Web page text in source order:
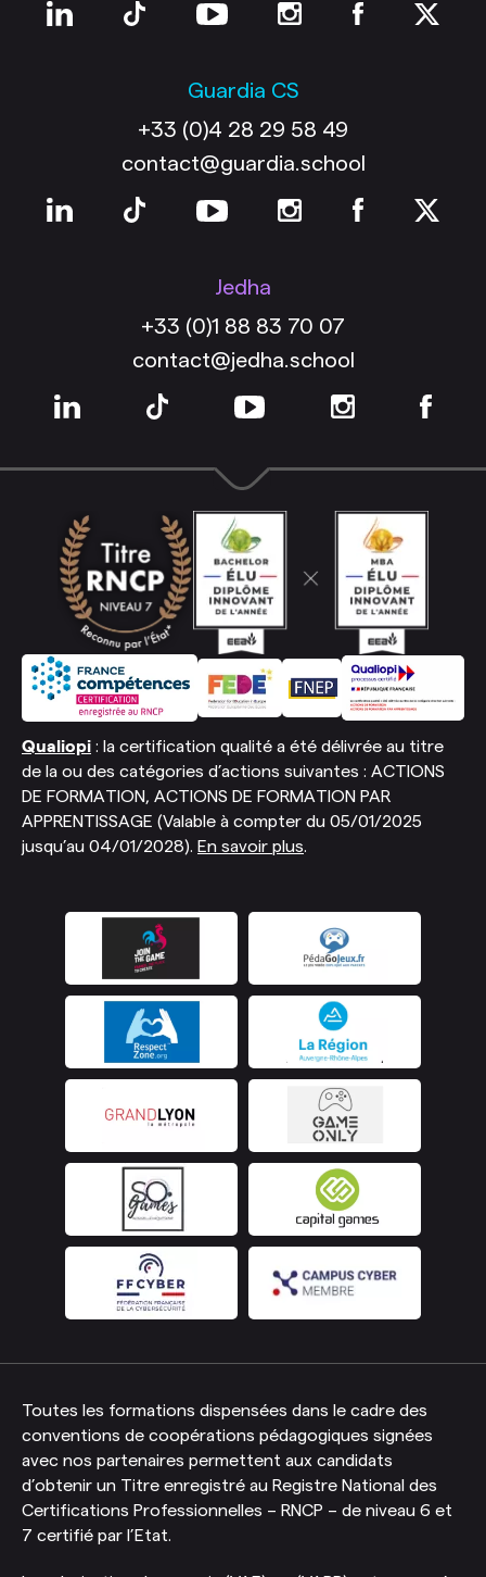
Guardia CS
+33 (0)4 28 29 58 49
contact@guardia.school
Jedha
+33 (0)1 88 83 70 07
contact@jedha.school
Qualiopi : la certification qualité a été délivrée au titre
de la ou des catégories d’actions suivantes : ACTIONS
DE FORMATION, ACTIONS DE FORMATION PAR
APPRENTISSAGE (Valable à compter du 05/01/2025
jusqu’au 04/01/2028). En savoir plus.
Toutes les formations dispensées dans le cadre des
conventions de coopérations pédagogiques signées
avec nos partenaires permettent aux candidats
d’obtenir un Titre enregistré au Registre National des
Certifications Professionnelles – RNCP – de niveau 6 et
7 certifié par l’Etat.